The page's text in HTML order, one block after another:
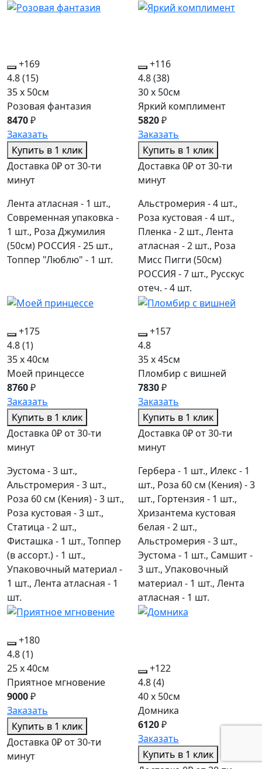
+169
4.8(15)
35 x 50см
Розовая фантазия
8470₽
Заказать
Купить в 1 клик
Доставка 0₽ от 30-ти
минут
Лента атласная - 1 шт.,
Современная упаковка -
1 шт., Роза Джумилия
(50см) РОССИЯ - 25 шт.,
Топпер "Люблю" - 1 шт.
+116
4.8(38)
30 x 50см
Яркий комплимент
5820₽
Заказать
Купить в 1 клик
Доставка 0₽ от 30-ти
минут
Альстромерия - 4 шт.,
Роза кустовая - 4 шт.,
Пленка - 2 шт., Лента
атласная - 2 шт., Роза
Мисс Пигги (50см)
РОССИЯ - 7 шт., Русскус
отеч. - 4 шт.
+175
4.8(1)
35 x 40см
Моей принцессе
8760₽
Заказать
Купить в 1 клик
Доставка 0₽ от 30-ти
минут
Эустома - 3 шт.,
Альстромерия - 3 шт.,
Роза 60 см (Кения) - 3 шт.,
Роза кустовая - 3 шт.,
Статица - 2 шт.,
Фисташка - 1 шт., Топпер
(в ассорт.) - 1 шт.,
Упаковочный материал -
1 шт., Лента атласная - 1
шт.
+157
4.8
35 x 45см
Пломбир с вишней
7830₽
Заказать
Купить в 1 клик
Доставка 0₽ от 30-ти
минут
Гербера - 1 шт., Илекс - 1
шт., Роза 60 см (Кения) - 3
шт., Гортензия - 1 шт.,
Хризантема кустовая
белая - 2 шт.,
Альстромерия - 3 шт.,
Эустома - 1 шт., Самшит -
3 шт., Упаковочный
материал - 1 шт., Лента
атласная - 1 шт.
+180
4.8(1)
25 x 40см
Приятное мгновение
9000₽
Заказать
Купить в 1 клик
Доставка 0₽ от 30-ти
минут
+122
4.8(4)
40 x 50см
Домника
6120₽
Заказать
Купить в 1 клик